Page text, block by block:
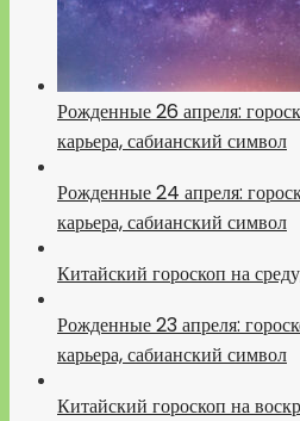
Рожденные 26 апреля:
карьера, сабианский символ
Рожденные 24 апреля:
карьера, сабианский символ
Китайский гороскоп на
Рожденные 23 апреля:
карьера, сабианский символ
Китайский гороскоп на